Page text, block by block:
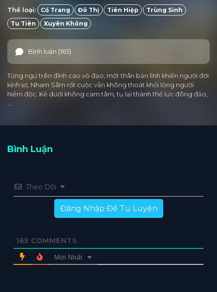
Thể loại: Cổ Trang Đô Thị Tiên Hiệp
Trùng Sinh
Tu Tiên
Xuyên Không
Bình luận (165)
Từng ngự trên đỉnh cao võ đạo, một thân bản lĩnh khiến người đời
kính sợ, Nham Sâm rốt cuộc vẫn không thoát khỏi lòng người
hiểm độc. Kẻ dưới không cam tâm, tụ lại thành thế lực đông đảo,
Bình Luận
Theo Dõi
Đăng Nhập Để Tu Luyện
165 COMMENTS
Mới Nhất